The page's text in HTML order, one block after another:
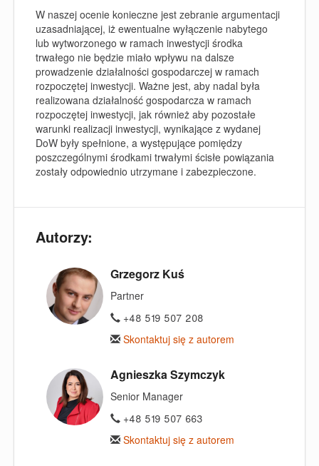
W naszej ocenie konieczne jest zebranie argumentacji
uzasadniającej, iż ewentualne wyłączenie nabytego
lub wytworzonego w ramach inwestycji środka
trwałego nie będzie miało wpływu na dalsze
prowadzenie działalności gospodarczej w ramach
rozpoczętej inwestycji. Ważne jest, aby nadal była
realizowana działalność gospodarcza w ramach
rozpoczętej inwestycji, jak również aby pozostałe
warunki realizacji inwestycji, wynikające z wydanej
DoW były spełnione, a występujące pomiędzy
poszczególnymi środkami trwałymi ścisłe powiązania
zostały odpowiednio utrzymane i zabezpieczone.
Autorzy:
Grzegorz Kuś
Partner
+48 519 507 208
Skontaktuj się z autorem
Agnieszka Szymczyk
Senior Manager
+48 519 507 663
Skontaktuj się z autorem